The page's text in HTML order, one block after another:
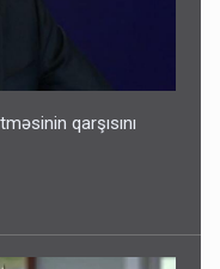
qarşısını